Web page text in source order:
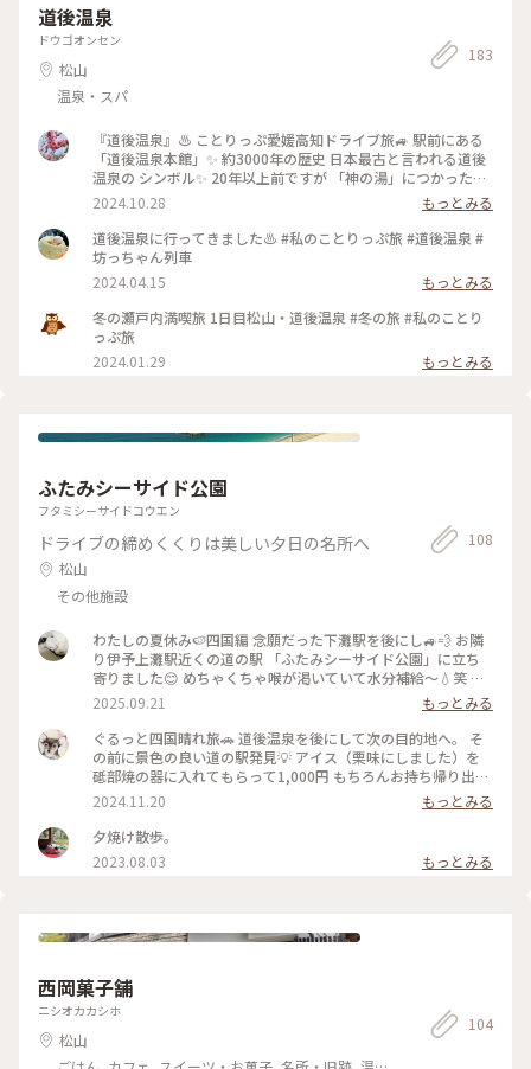
道後温泉
ドウゴオンセン
松山
温泉・スパ
183
『道後温泉』♨️ ことりっぷ愛媛高知ドライブ旅🚙 駅前にある
「道後温泉本館」✨ 約3000年の歴史 日本最古と言われる道後
温泉の シンボル✨ 20年以上前ですが 「神の湯」につかった思
い出が蘇ります。 中は小さな共同浴場で 湯上りには2階の広間
でゆっくり 休憩できます😊 美しい別館「飛鳥乃温泉」も人気
ですね。 飛鳥乃湯泉の前にも 姉妹館「椿の湯」があります。
にぎやかな商店街の中にあるので 外湯巡りとそぞろ歩きが楽
高知ドライブ旅 #瀬戸内海を渡る旅 #四国へ #レトロな街 #レ
トロ #道後温泉本館 #飛鳥乃湯泉 #椿の湯 #温泉 #道後温泉 #道
後温泉商店街 #松山 #愛媛 #愛媛県 #四国 #ことりっぷ愛媛 #ド
ライブ #母娘旅
2024.10.28
もっとみる
道後温泉に行ってきました♨️ #私のことりっぷ旅 #道後温泉 #
坊っちゃん列車
2024.04.15
もっとみる
冬の瀬戸内満喫旅 1日目松山・道後温泉 #冬の旅 #私のことり
っぷ旅
2024.01.29
もっとみる
ふたみシーサイド公園
フタミシーサイドコウエン
ドライブの締めくくりは美しい夕日の名所へ
松山
その他施設
108
わたしの夏休み🍉四国編 念願だった下灘駅を後にし🚙💨 お隣
り伊予上灘駅近くの道の駅 「ふたみシーサイド公園」に立ち
寄りました😊 めちゃくちゃ喉が渇いていて水分補給〜💧笑 頂
いたのは、本日のミカンジュース🍊 (ミカンの種類🍊忘れてし
まった〜🥺) 甘いだけでなく爽やかな酸味もありサッパリ🧡 乾
いた身体に染み渡りました〜😋 道の駅は海沿いにあり、穏や
かな海を眺めながら休憩出来るよう、座れる場所もたくさんあ
るので ドライブ中の休憩に最適です(๑･̑◡･̑๑) この旅2杯目のミ
カンジュースでした🍊🍊😂 #ことりっぷと一緒 #ことりっぷ 愛
媛 #瀬戸内海 #伊予灘 #道の駅ふたみシーサイド公園 #伊予上
灘駅 #本日のミカンジュース
2025.09.21
もっとみる
ぐるっと四国晴れ旅🚗 道後温泉を後にして次の目的地へ。 そ
の前に景色の良い道の駅発見💡 アイス（栗味にしました）を
砥部焼の器に入れてもらって1,000円 もちろんお持ち帰り出来
ます。 何種類かの中から選んで決めたのに、「これしか残って
ません」と😅 でも、入れてもらったらなんと可愛い💕 海を眺
めながら美味しくいただきました😋 #愛媛 #秋の彩り #クラシ
2024.11.20
もっとみる
夕焼け散歩。
2023.08.03
もっとみる
西岡菓子舗
ニシオカカシホ
松山
104